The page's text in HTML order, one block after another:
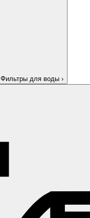
Фильтры для воды ›